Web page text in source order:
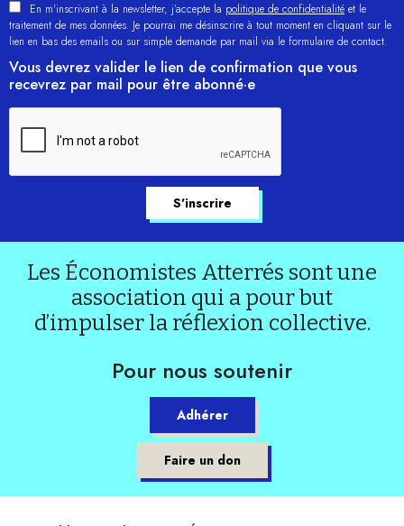
En m'inscrivant à la newsletter, j’accepte la politique de confidentialité et le
traitement de mes données. Je pourrai me désinscrire à tout moment en cliquant sur le
lien en bas des emails ou sur simple demande par mail via le formulaire de contact.
Vous devrez valider le lien de confirmation que vous
recevrez par mail pour être abonné·e
Les Économistes Atterrés sont une
association qui a pour but
d’impulser la réflexion collective.
Pour nous soutenir
Adhérer
Faire un don